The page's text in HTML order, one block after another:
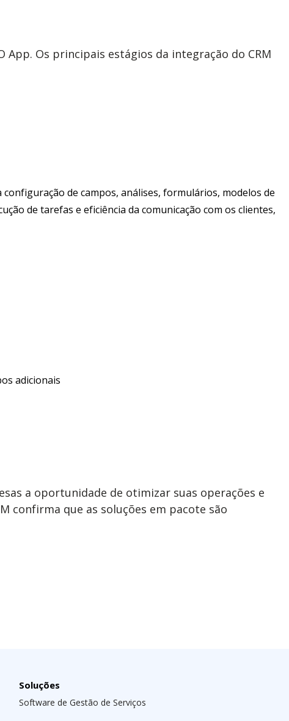
Os principais estágios da integração do CRM
de campos, análises, formulários, modelos de
de tarefas e eficiência da comunicação com os clientes,
adicionais
a oportunidade de otimizar suas operações e
confirma que as soluções em pacote são
Soluções
Software de Gestão de Serviços